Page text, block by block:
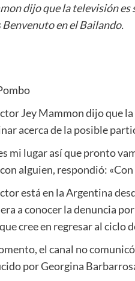
dijo que la televisión
en el Bailando.
Jey Mammon dijo que
acerca de la posible
mi lugar así que pronto
alguien, respondió:
está en la Argentina
a conocer la denuncia
cree en regresar al ciclo
el canal no
por Georgina